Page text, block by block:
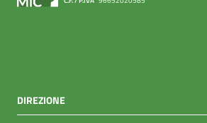
DIREZIONE